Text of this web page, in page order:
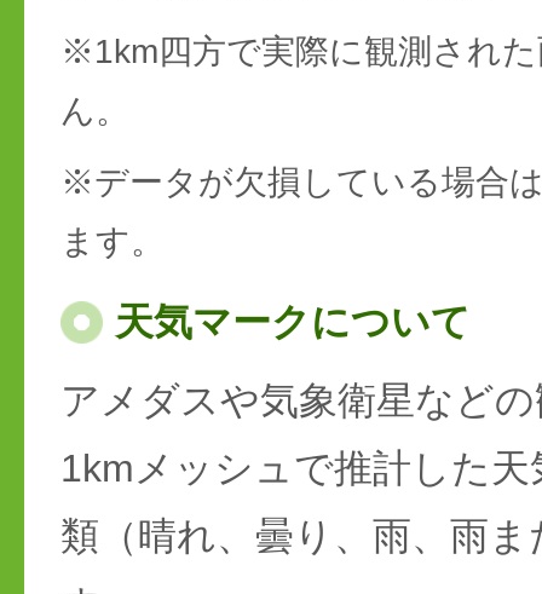
※1km四方で実際に観測され
ん。
※データが欠損している場合
ます。
天気マークについて
アメダスや気象衛星など
1kmメッシュで推計した
類（晴れ、曇り、雨、雨